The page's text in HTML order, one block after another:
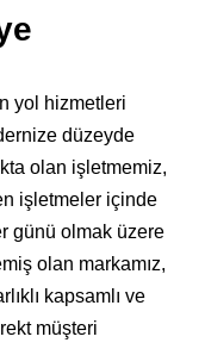
yol hizmetleri
düzeyde
olan işletmemiz,
işletmeler içinde
günü olmak üzere
olan markamız,
kapsamlı ve
müşteri